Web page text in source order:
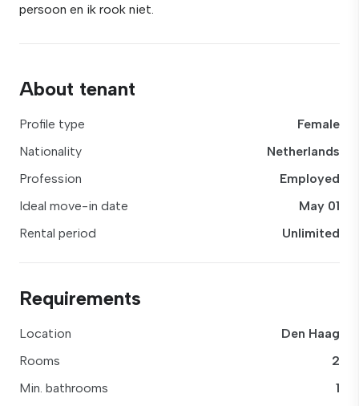
persoon en ik rook niet.
About tenant
Profile type
Female
Nationality
Netherlands
Profession
Employed
Ideal move-in date
May 01
Rental period
Unlimited
Requirements
Location
Den Haag
Rooms
2
Min. bathrooms
1